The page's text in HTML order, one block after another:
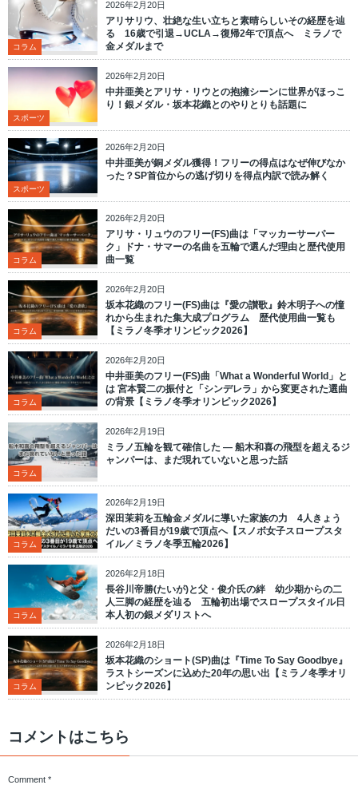
2026年2月20日
コラム
アリサリウ、壮絶な生い立ちと素晴らしいその経歴を辿
る 16歳で引退→UCLA→復帰2年で頂点へ ミラノで
金メダルまで
2026年2月20日
スポーツ
中井亜美とアリサ・リウとの抱擁シーンに世界がほっこ
り！銀メダル・坂本花織とのやりとりも話題に
2026年2月20日
スポーツ
中井亜美が銅メダル獲得！フリーの得点はなぜ伸びなか
った？SP首位からの逃げ切りを得点内訳で読み解く
2026年2月20日
コラム
アリサ・リュウのフリー(FS)曲は「マッカーサーパー
ク」ドナ・サマーの名曲を五輪で選んだ理由と歴代使用
曲一覧
2026年2月20日
コラム
坂本花織のフリー(FS)曲は『愛の讃歌』鈴木明子への憧
れから生まれた集大成プログラム 歴代使用曲一覧も
【ミラノ冬季オリンピック2026】
2026年2月20日
コラム
中井亜美のフリー(FS)曲「What a Wonderful World」と
は 宮本賢二の振付と「シンデレラ」から変更された選曲
の背景【ミラノ冬季オリンピック2026】
2026年2月19日
コラム
ミラノ五輪を観て確信した ― 船木和喜の飛型を超えるジ
ャンパーは、まだ現れていないと思った話
2026年2月19日
コラム
深田茉莉を五輪金メダルに導いた家族の力 4人きょう
だいの3番目が19歳で頂点へ【スノボ女子スロープスタ
イル／ミラノ冬季五輪2026】
2026年2月18日
コラム
長谷川帝勝(たいが)と父・俊介氏の絆 幼少期からの二
人三脚の経歴を辿る 五輪初出場でスロープスタイル日
本人初の銀メダリストへ
2026年2月18日
コラム
坂本花織のショート(SP)曲は『Time To Say Goodbye』
ラストシーズンに込めた20年の思い出【ミラノ冬季オリ
ンピック2026】
コメントはこちら
Comment *